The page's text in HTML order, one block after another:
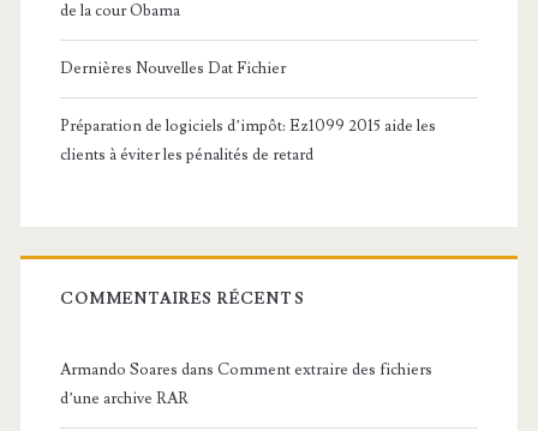
de la cour Obama
Dernières Nouvelles Dat Fichier
Préparation de logiciels d’impôt: Ez1099 2015 aide les
clients à éviter les pénalités de retard
COMMENTAIRES RÉCENTS
Armando Soares dans Comment extraire des fichiers
d’une archive RAR